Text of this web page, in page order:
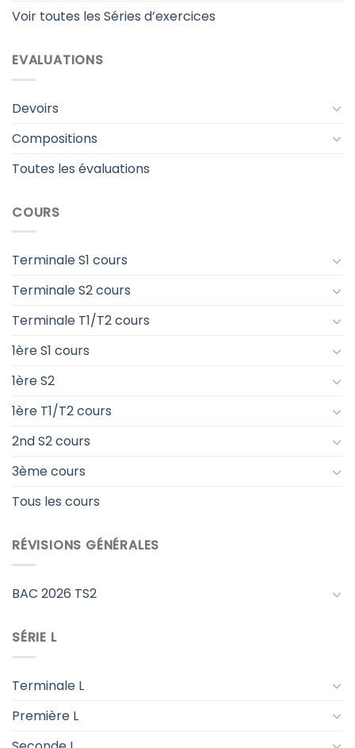
Voir toutes les Séries d’exercices
EVALUATIONS
Devoirs
Compositions
Toutes les évaluations
COURS
Terminale S1 cours
Terminale S2 cours
Terminale T1/T2 cours
1ère S1 cours
1ère S2
1ère T1/T2 cours
2nd S2 cours
3ème cours
Tous les cours
RÉVISIONS GÉNÉRALES
BAC 2026 TS2
SÉRIE L
Terminale L
Première L